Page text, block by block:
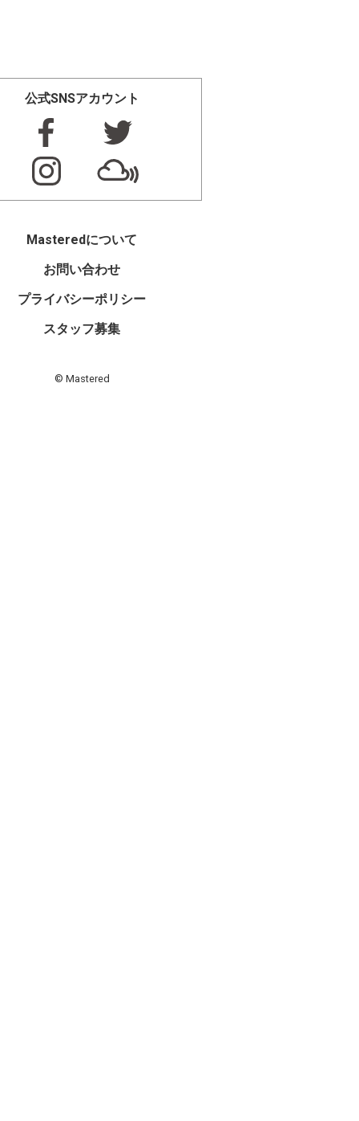
公式SNSアカウント
Masteredについて
お問い合わせ
プライバシーポリシー
スタッフ募集
© Mastered